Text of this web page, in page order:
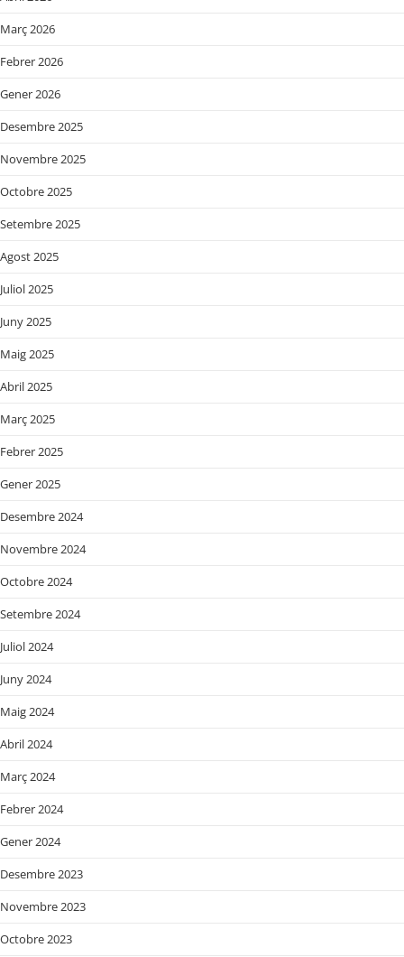
Març 2026
Febrer 2026
Gener 2026
Desembre 2025
Novembre 2025
Octobre 2025
Setembre 2025
Agost 2025
Juliol 2025
Juny 2025
Maig 2025
Abril 2025
Març 2025
Febrer 2025
Gener 2025
Desembre 2024
Novembre 2024
Octobre 2024
Setembre 2024
Juliol 2024
Juny 2024
Maig 2024
Abril 2024
Març 2024
Febrer 2024
Gener 2024
Desembre 2023
Novembre 2023
Octobre 2023